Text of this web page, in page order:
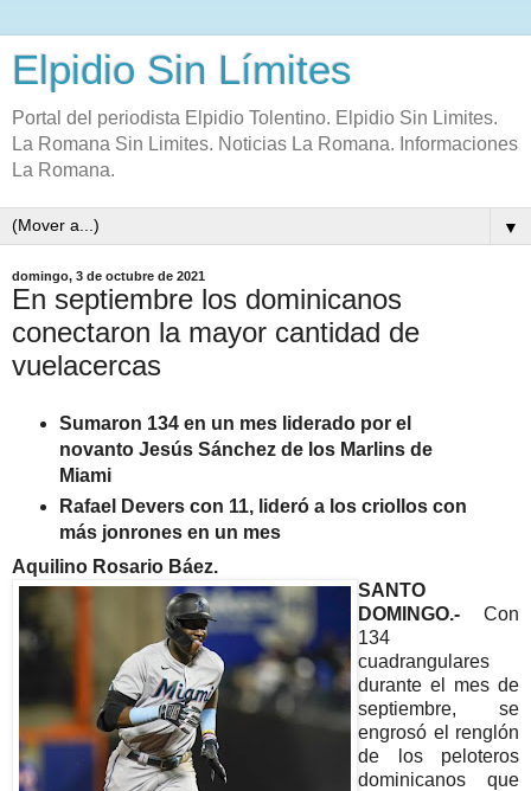
Elpidio Sin Límites
Portal del periodista Elpidio Tolentino. Elpidio Sin Limites.
La Romana Sin Limites. Noticias La Romana. Informaciones
La Romana.
▼
domingo, 3 de octubre de 2021
En septiembre los dominicanos
conectaron la mayor cantidad de
vuelacercas
Sumaron 134 en un mes liderado por el
novanto Jesús Sánchez de los Marlins de
Miami
Rafael Devers con 11, lideró a los criollos con
más jonrones en un mes
Aquilino Rosario Báez.
SANTO
DOMINGO.- Con
134
cuadrangulares
durante el mes de
septiembre, se
engrosó el renglón
de los peloteros
dominicanos que